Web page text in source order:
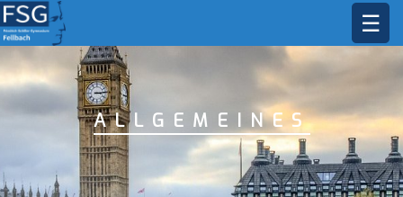
☰
STARTSEITE
SCHULGEMEINSCHAFT
Schulleitung
Sekretariat
Leitbild
BILDUNGSANGEBOT
ALLGEMEINES